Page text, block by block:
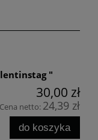
"
30,00 zł
Cena netto: 24,39 zł
do koszyka